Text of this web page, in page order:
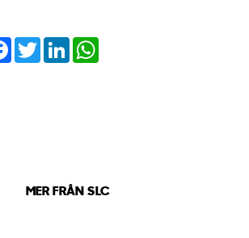
Facebook
TwitterLinkedIn
MER FRÅN SLC